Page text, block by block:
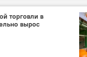
подарки
и шанс для Молдовы
торговли в
вырос